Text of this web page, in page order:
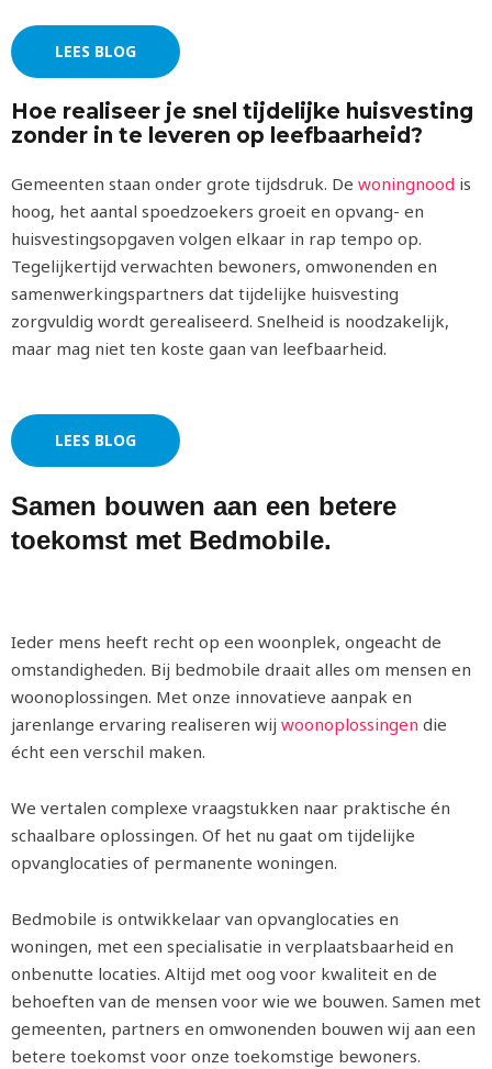
LEES BLOG
Hoe realiseer je snel tijdelijke huisvesting
zonder in te leveren op leefbaarheid?
Gemeenten staan onder grote tijdsdruk. De woningnood is
hoog, het aantal spoedzoekers groeit en opvang- en
huisvestingsopgaven volgen elkaar in rap tempo op.
Tegelijkertijd verwachten bewoners, omwonenden en
samenwerkingspartners dat tijdelijke huisvesting
zorgvuldig wordt gerealiseerd. Snelheid is noodzakelijk,
maar mag niet ten koste gaan van leefbaarheid.
LEES BLOG
Samen bouwen aan een betere
toekomst met Bedmobile.
Ieder mens heeft recht op een woonplek, ongeacht de
omstandigheden. Bij bedmobile draait alles om mensen en
woonoplossingen. Met onze innovatieve aanpak en
jarenlange ervaring realiseren wij woonoplossingen die
écht een verschil maken.
We vertalen complexe vraagstukken naar praktische én
schaalbare oplossingen. Of het nu gaat om tijdelijke
opvanglocaties of permanente woningen.
Bedmobile is ontwikkelaar van opvanglocaties en
woningen, met een specialisatie in verplaatsbaarheid en
onbenutte locaties. Altijd met oog voor kwaliteit en de
behoeften van de mensen voor wie we bouwen. Samen met
gemeenten, partners en omwonenden bouwen wij aan een
betere toekomst voor onze toekomstige bewoners.